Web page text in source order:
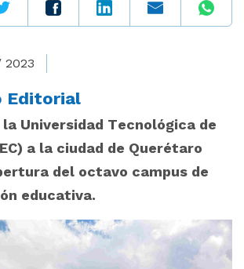
Editorial
Universidad Tecnológica de
a la ciudad de Querétaro
del octavo campus de
educativa.